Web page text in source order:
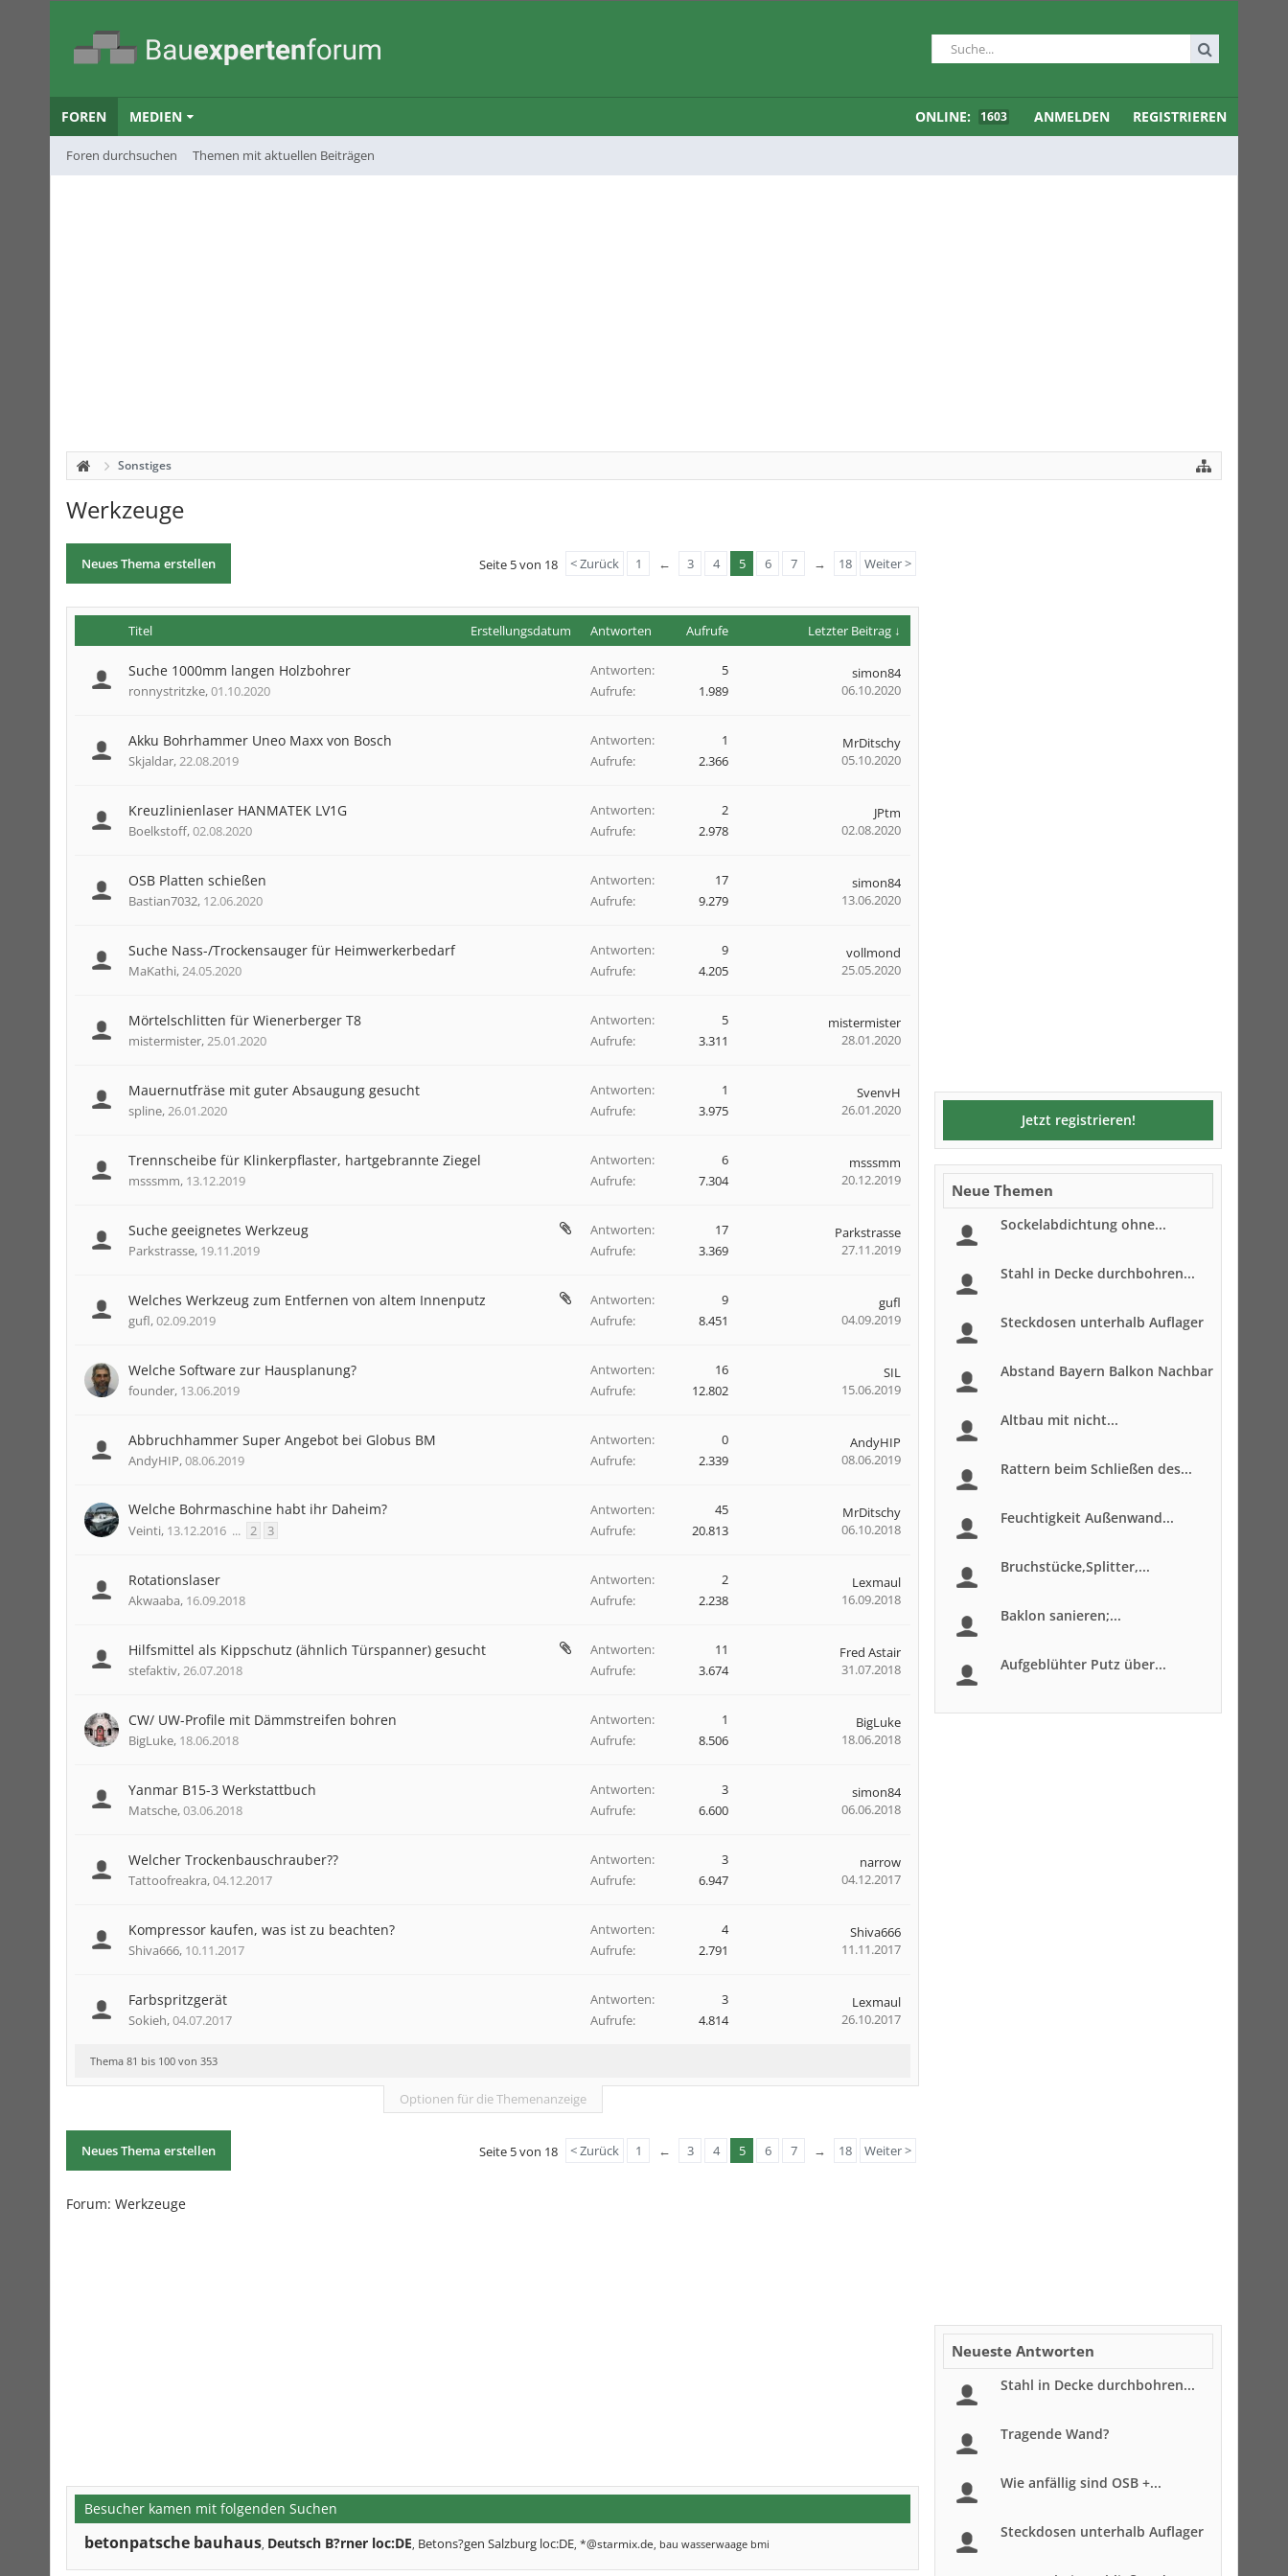
FOREN
Foren durchsuchen Themen mit aktuellen Beiträgen
MEDIEN ONLINE: 1603 ANMELDEN REGISTRIEREN
Sonstiges
Werkzeuge
Neues Thema erstellen Seite 5 von 18 < Zurück 1 ← 3 4 5 6 7 → 18 Weiter >
Titel Erstellungsdatum Antworten Aufrufe Letzter Beitrag ↓
Suche 1000mm langen Holzbohrer
ronnystritzke,01.10.2020
Antworten:
5
Aufrufe:
1.989
simon84
06.10.2020
Akku Bohrhammer Uneo Maxx von Bosch
Skjaldar,22.08.2019
Antworten:
1
Aufrufe:
2.366
MrDitschy
05.10.2020
Kreuzlinienlaser HANMATEK LV1G
Boelkstoff,02.08.2020
Antworten:
2
Aufrufe:
2.978
JPtm
02.08.2020
OSB Platten schießen
Bastian7032, 12.06.2020
Antworten:
17
Aufrufe:
9.279
simon84
13.06.2020
Suche Nass-/Trockensauger für Heimwerkerbedarf
MaKathi,24.05.2020
Antworten:
9
Aufrufe:
4.205
vollmond
25.05.2020
Mörtelschlitten für Wienerberger T8
mistermister,25.01.2020
Antworten:
5
Aufrufe:
3.311
mistermister
28.01.2020
Mauernutfräse mit guter Absaugung gesucht
spline,26.01.2020
Antworten:
1
Aufrufe:
3.975
SvenvH
26.01.2020
Trennscheibe für Klinkerpflaster, hartgebrannte Ziegel
msssmm, 13.12.2019
Antworten:
6
Aufrufe:
7.304
msssmm
20.12.2019
Suche geeignetes Werkzeug
Parkstrasse, 19.11.2019
Antworten:
17
Aufrufe:
3.369
Parkstrasse
27.11.2019
Welches Werkzeug zum Entfernen von altem Innenputz
gufl,02.09.2019
Antworten:
9
Aufrufe:
8.451
gufl
04.09.2019
Welche Software zur Hausplanung?
founder, 13.06.2019
Antworten:
16
Aufrufe:
12.802
SIL
15.06.2019
Abbruchhammer Super Angebot bei Globus BM
AndyHIP,08.06.2019
Antworten:
0
Aufrufe:
2.339
AndyHIP
08.06.2019
Welche Bohrmaschine habt ihr Daheim?
Veinti, 13.12.2016 ... 2 3
Antworten:
45
Aufrufe:
20.813
MrDitschy
06.10.2018
Rotationslaser
Akwaaba, 16.09.2018
Antworten:
2
Aufrufe:
2.238
Lexmaul
16.09.2018
Hilfsmittel als Kippschutz (ähnlich Türspanner) gesucht
stefaktiv,26.07.2018
Antworten:
11
Aufrufe:
3.674
Fred Astair
31.07.2018
CW/ UW-Profile mit Dämmstreifen bohren
BigLuke, 18.06.2018
Antworten:
1
Aufrufe:
8.506
BigLuke
18.06.2018
Yanmar B15-3 Werkstattbuch
Matsche,03.06.2018
Antworten:
3
Aufrufe:
6.600
simon84
06.06.2018
Welcher Trockenbauschrauber??
Tattoofreakra,04.12.2017
Antworten:
3
Aufrufe:
6.947
narrow
04.12.2017
Kompressor kaufen, was ist zu beachten?
Shiva666, 10.11.2017
Antworten:
4
Aufrufe:
2.791
Shiva666
11.11.2017
Farbspritzgerät
Sokieh,04.07.2017
Antworten:
3
Aufrufe:
4.814
Lexmaul
26.10.2017
Thema 81 bis 100 von 353
Optionen für die Themenanzeige
Neues Thema erstellen Seite 5 von 18 < Zurück 1 ← 3 4 5 6 7 → 18 Weiter >
Forum: Werkzeuge
Besucher kamen mit folgenden Suchen
betonpatsche bauhaus, Deutsch B?rner loc:DE, Betons?gen Salzburg loc:DE, *@starmix.de, bau wasserwaage bmi
Jetzt registrieren!
Neue Themen
Sockelabdichtung ohne...
Stahl in Decke durchbohren...
Steckdosen unterhalb Auflager
Abstand Bayern Balkon Nachbar
Altbau mit nicht...
Rattern beim Schließen des...
Feuchtigkeit Außenwand...
Bruchstücke,Splitter,...
Baklon sanieren;...
Aufgeblühter Putz über...
Neueste Antworten
Stahl in Decke durchbohren...
Tragende Wand?
Wie anfällig sind OSB +...
Steckdosen unterhalb Auflager